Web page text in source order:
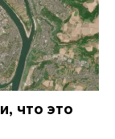
что это